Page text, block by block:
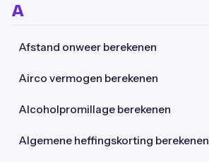
A
Afstand onweer berekenen
Airco vermogen berekenen
Alcoholpromillage berekenen
Algemene heffingskorting berekenen